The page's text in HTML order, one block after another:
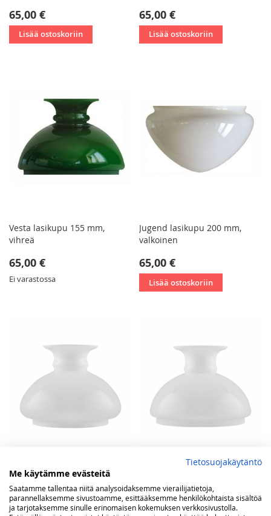
65,00 €
Lisää ostoskoriin
65,00 €
Lisää ostoskoriin
Vesta lasikupu 155 mm,
vihreä
65,00 €
Ei varastossa
Jugend lasikupu 200 mm,
valkoinen
65,00 €
Lisää ostoskoriin
Vesta lasikupu 125 mm,
valkoinen
65,00 €
valkoinen
67,00 €
Tietosuojakäytäntö
Me käytämme evästeitä
Saatamme tallentaa niitä analysoidaksemme vierailijatietoja,
parannellaksemme sivustoamme, esittääksemme henkilökohtaista sisältöä
ja tarjotaksemme sinulle erinomaisen kokemuksen verkkosivustolla.